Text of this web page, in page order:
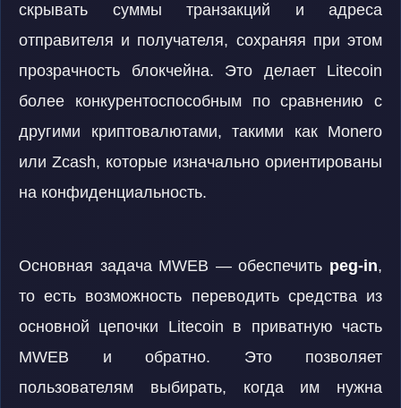
скрывать суммы транзакций и адреса
отправителя и получателя, сохраняя при этом
прозрачность блокчейна. Это делает Litecoin
более конкурентоспособным по сравнению с
другими криптовалютами, такими как Monero
или Zcash, которые изначально ориентированы
на конфиденциальность.
Основная задача MWEB — обеспечить peg-in,
то есть возможность переводить средства из
основной цепочки Litecoin в приватную часть
MWEB и обратно. Это позволяет
пользователям выбирать, когда им нужна